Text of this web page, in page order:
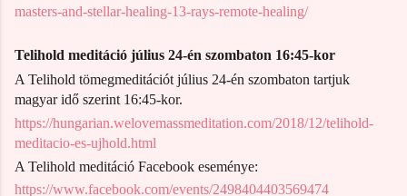
masters-and-stellar-healing-13-rays-remote-healing/
Telihold meditáció július 24-én szombaton 16:45-kor
A Telihold tömegmeditációt július 24-én szombaton tartjuk
magyar idő szerint 16:45-kor.
https://hungarian.welovemassmeditation.com/2018/12/telihold-
meditacio-es-ujhold.html
A Telihold meditáció Facebook eseménye:
https://www.facebook.com/events/2498404403569474